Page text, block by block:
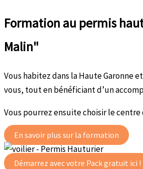
Formation au permis
Malin"
Vous habitez dans la Haute Garonne
vous, tout en bénéficiant d’un
Vous pourrez ensuite choisir le centre
En savoir plus sur la formation
Démarrez avec votre Pack gratuit ici !